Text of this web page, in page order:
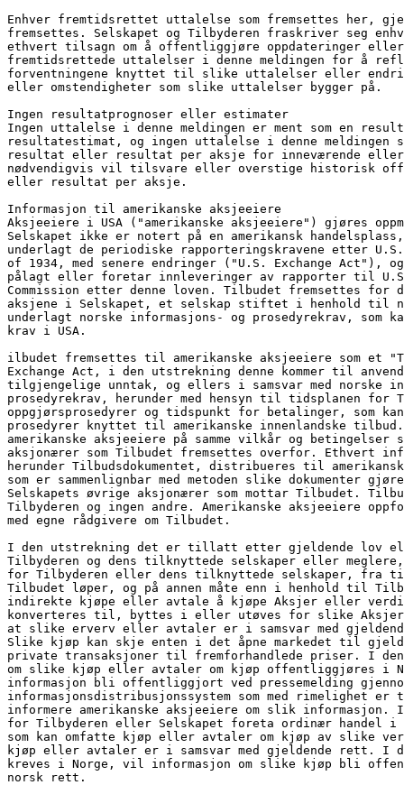
Enhver fremtidsrettet uttalelse som fremsettes her,
fremsettes. Selskapet og Tilbyderen fraskriver seg
ethvert tilsagn om å offentliggjøre oppdateringer
fremtidsrettede uttalelser i denne meldingen for å
forventningene knyttet til slike uttalelser eller
eller omstendigheter som slike uttalelser bygger på.
Ingen resultatprognoser eller estimater
Ingen uttalelse i denne meldingen er ment som en
resultatestimat, og ingen uttalelse i denne
resultat eller resultat per aksje for inneværende eller
nødvendigvis vil tilsvare eller overstige historisk
eller resultat per aksje.
Informasjon til amerikanske aksjeeiere
Aksjeeiere i USA ("amerikanske aksjeeiere") gjøres
Selskapet ikke er notert på en amerikansk
underlagt de periodiske rapporteringskravene etter
of 1934, med senere endringer ("U.S. Exchange Act"),
pålagt eller foretar innleveringer av rapporter til U.S.
Commission etter denne loven. Tilbudet fremsettes for
aksjene i Selskapet, et selskap stiftet i henhold til
underlagt norske informasjons- og prosedyrekrav, som
krav i USA.
ilbudet fremsettes til amerikanske aksjeeiere som
Exchange Act, i den utstrekning denne kommer til
tilgjengelige unntak, og ellers i samsvar med norske
prosedyrekrav, herunder med hensyn til tidsplanen for
oppgjørsprosedyrer og tidspunkt for betalinger, som
prosedyrer knyttet til amerikanske innenlandske
amerikanske aksjeeiere på samme vilkår og
aksjonærer som Tilbudet fremsettes overfor. Ethvert
herunder Tilbudsdokumentet, distribueres til
som er sammenlignbar med metoden slike dokumenter
Selskapets øvrige aksjonærer som mottar Tilbudet.
Tilbyderen og ingen andre. Amerikanske aksjeeiere
med egne rådgivere om Tilbudet.
I den utstrekning det er tillatt etter gjeldende lov
Tilbyderen og dens tilknyttede selskaper eller meglere,
for Tilbyderen eller dens tilknyttede selskaper, fra
Tilbudet løper, og på annen måte enn i henhold til
indirekte kjøpe eller avtale å kjøpe Aksjer eller
konverteres til, byttes i eller utøves for slike Aksjer
at slike erverv eller avtaler er i samsvar med
Slike kjøp kan skje enten i det åpne markedet til
private transaksjoner til fremforhandlede priser. I
om slike kjøp eller avtaler om kjøp offentliggjøres i
informasjon bli offentliggjort ved pressemelding
informasjonsdistribusjonssystem som med rimelighet
informere amerikanske aksjeeiere om slik
for Tilbyderen eller Selskapet foreta ordinær handel i
som kan omfatte kjøp eller avtaler om kjøp av slike
kjøp eller avtaler er i samsvar med gjeldende rett. I
kreves i Norge, vil informasjon om slike kjøp bli
norsk rett.